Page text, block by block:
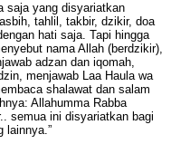
saja yang disyariatkan
tahlil, takbir, dzikir, doa
hati saja. Tapi hingga
nama Allah (berdzikir),
adzan dan iqomah,
menjawab Laa Haula wa
shalawat dan salam
Allahumma Rabba
semua ini disyariatkan bagi
lainnya.”